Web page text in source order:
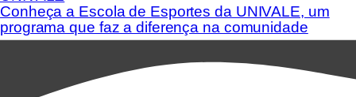
Conheça a Escola de Esportes da UNIVALE, um
programa que faz a diferença na comunidade